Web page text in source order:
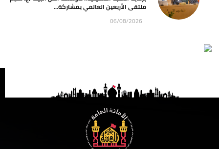
ملتقى الأربعين العالمي بمشاركة...
06/08/2026